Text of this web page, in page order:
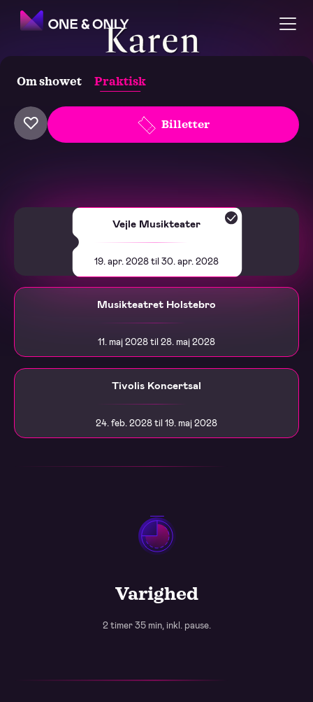
Om showet Praktisk
Karen Blixen - The Musical
Billetter
Vejle Musikteater
19. apr. 2028 til 30. apr. 2028
Musikteatret Holstebro
11. maj 2028 til 28. maj 2028
Tivolis Koncertsal
24. feb. 2028 til 19. maj 2028
Varighed
2 timer 35 min, inkl. pause.